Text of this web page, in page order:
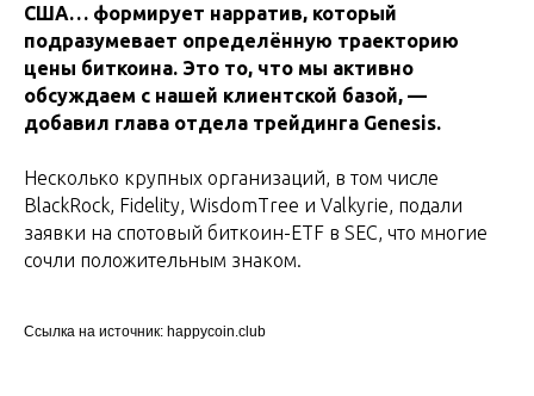
США… формирует нарратив, который
подразумевает определённую траекторию
цены биткоина. Это то, что мы активно
обсуждаем с нашей клиентской базой, —
добавил глава отдела трейдинга Genesis.
Несколько крупных организаций, в том числе
BlackRock, Fidelity, WisdomTree и Valkyrie, подали
заявки на спотовый биткоин-ETF в SEC, что многие
сочли положительным знаком.
Ссылка на источник: happycoin.club